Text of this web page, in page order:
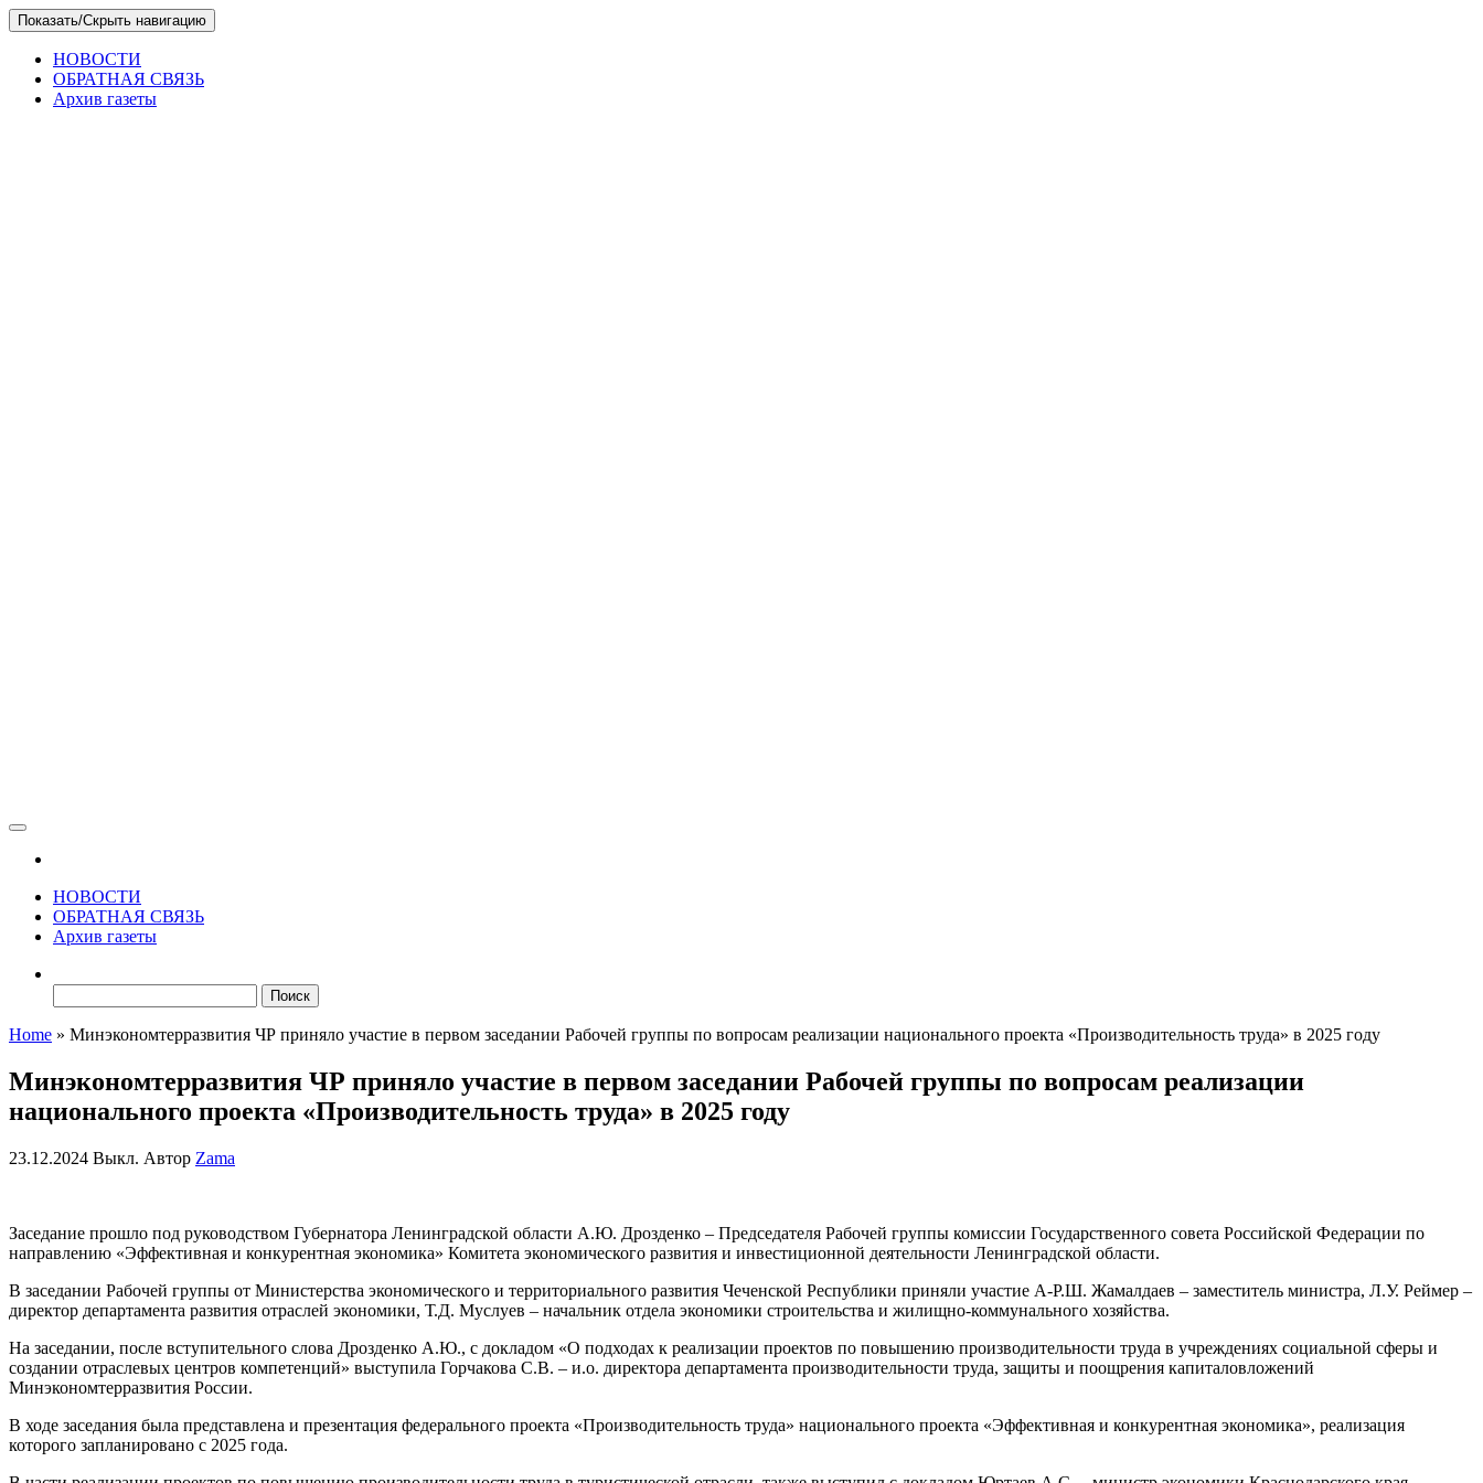
Skip
to
content
Показать/Скрыть навигацию
НОВОСТИ
ОБРАТНАЯ СВЯЗЬ
Архив газеты
НОВОСТИ
ОБРАТНАЯ СВЯЗЬ
Архив газеты
Home » Минэкономтерразвития ЧР приняло участие в первом заседании Рабочей группы по вопросам реализации национального проекта «Производительность труда» в 2025 году
Минэкономтерразвития ЧР приняло участие в первом заседании Рабочей группы по вопросам реализации
национального проекта «Производительность труда» в 2025 году
23.12.2024 Выкл. Автор Zama
Заседание прошло под руководством Губернатора Ленинградской области А.Ю. Дрозденко – Председателя Рабочей группы комиссии Государственного совета Российской Федерации по
направлению «Эффективная и конкурентная экономика» Комитета экономического развития и инвестиционной деятельности Ленинградской области.
В заседании Рабочей группы от Министерства экономического и территориального развития Чеченской Республики приняли участие А-Р.Ш. Жамалдаев – заместитель министра, Л.У. Реймер –
директор департамента развития отраслей экономики, Т.Д. Муслуев – начальник отдела экономики строительства и жилищно-коммунального хозяйства.
На заседании, после вступительного слова Дрозденко А.Ю., с докладом «О подходах к реализации проектов по повышению производительности труда в учреждениях социальной сферы и
создании отраслевых центров компетенций» выступила Горчакова С.В. – и.о. директора департамента производительности труда, защиты и поощрения капиталовложений
Минэкономтерразвития России.
В ходе заседания была представлена и презентация федерального проекта «Производительность труда» национального проекта «Эффективная и конкурентная экономика», реализация
которого запланировано с 2025 года.